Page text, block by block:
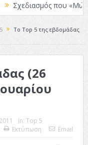
που «Μιλάει»
Το Top 5 της εβδομάδας
(26
In: Top 5
Εκτύπωση Email